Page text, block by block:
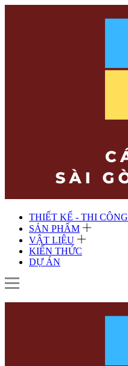
THIẾT KẾ - THI CÔNG
SẢN PHẨM
VẬT LIỆU
KIẾN THỨC
DỰ ÁN